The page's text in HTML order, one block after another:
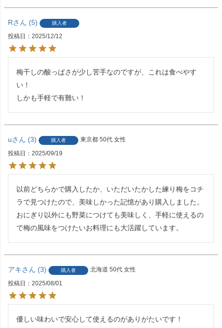
R 5 購入者
投稿日 2025/12/12
梅干しの酸っぱさが少し苦手なのですが、これは食べやす
い！
しかも手軽で有難い！
u 3 購入者 東京都 50代 女性
投稿日
2025/09/19
以前どちらかで購入したか、いただいたかした練り梅をコチ
ラで見つけたので、美味しかった記憶があり購入しました。
おにぎり以外にも野菜につけても美味しく、手軽に使えるの
で梅の風味をつけたいお料理にも大活躍しています。
アキ 3 購入者 北海道 50代 女性
投稿日
2025/08/01
優しい味わいで安心して使えるのがありがたいです！